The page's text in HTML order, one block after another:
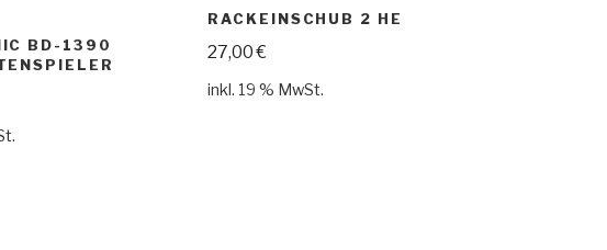
BD-1390
RACKEINSCHUB 2 HE
27,00€
inkl. 19 % MwSt.